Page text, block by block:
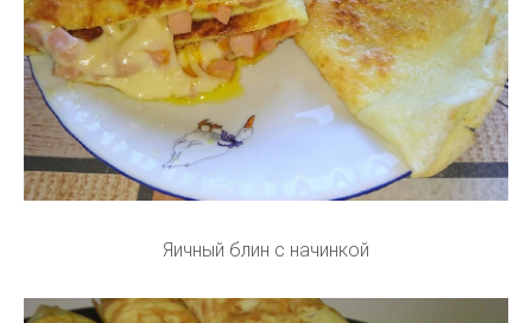
Яичный блин с начинкой